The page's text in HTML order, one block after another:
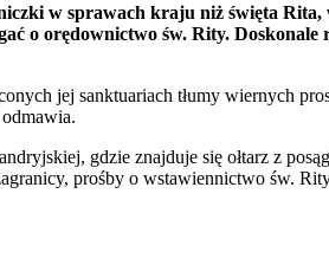
w sprawach kraju niż święta
o orędownictwo św. Rity.
jej sanktuariach tłumy wiernych
gdzie znajduje się ołtarz z
prośby o wstawiennictwo św.